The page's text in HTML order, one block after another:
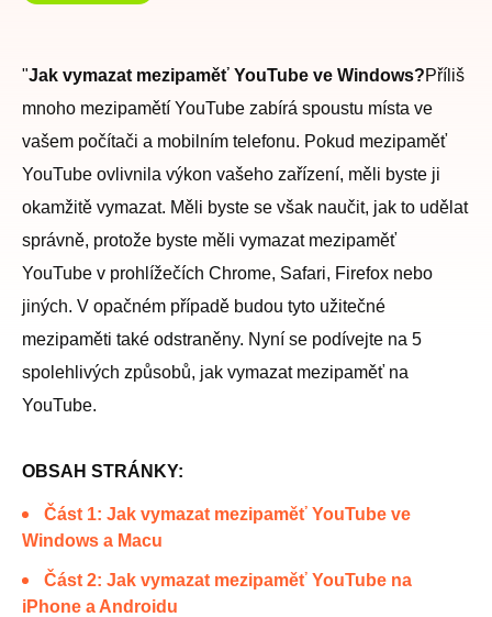
"Jak vymazat mezipaměť YouTube ve Windows?Příliš
mnoho mezipamětí YouTube zabírá spoustu místa ve
vašem počítači a mobilním telefonu. Pokud mezipaměť
YouTube ovlivnila výkon vašeho zařízení, měli byste ji
okamžitě vymazat. Měli byste se však naučit, jak to udělat
správně, protože byste měli vymazat mezipaměť
YouTube v prohlížečích Chrome, Safari, Firefox nebo
jiných. V opačném případě budou tyto užitečné
mezipaměti také odstraněny. Nyní se podívejte na 5
spolehlivých způsobů, jak vymazat mezipaměť na
YouTube.
OBSAH STRÁNKY:
Část 1: Jak vymazat mezipaměť YouTube ve
Windows a Macu
Část 2: Jak vymazat mezipaměť YouTube na
iPhone a Androidu